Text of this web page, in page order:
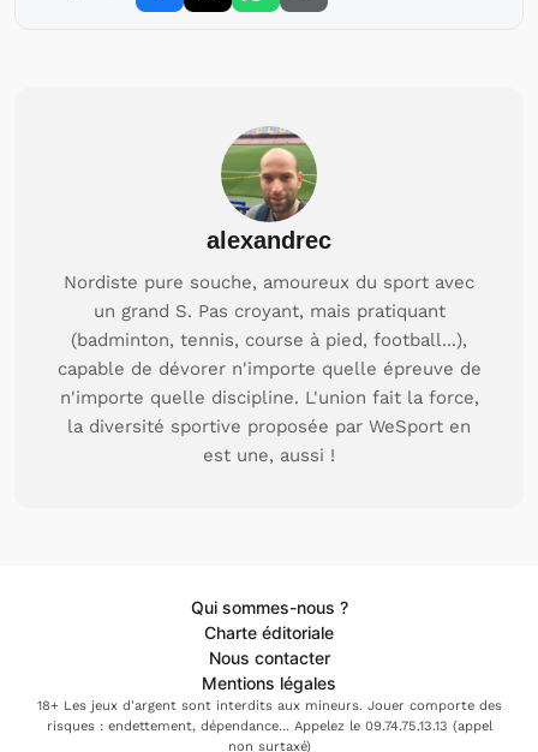
alexandrec
Nordiste pure souche, amoureux du sport avec
un grand S. Pas croyant, mais pratiquant
(badminton, tennis, course à pied, football...),
capable de dévorer n'importe quelle épreuve de
n'importe quelle discipline. L'union fait la force,
la diversité sportive proposée par WeSport en
est une, aussi !
Qui sommes-nous ?
Charte éditoriale
Nous contacter
Mentions légales
18+ Les jeux d'argent sont interdits aux mineurs. Jouer comporte des
risques : endettement, dépendance... Appelez le 09.74.75.13.13 (appel
non surtaxé)